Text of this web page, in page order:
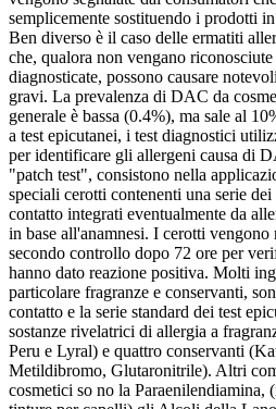
semplicemente sostituendo i prodotti in
Ben diverso è il caso delle ermatiti
che, qualora non vengano riconosciute
diagnosticate, possono causare
gravi. La prevalenza di DAC da
generale è bassa (0.4%), ma sale al
a test epicutanei, i test diagnostici
per identificare gli allergeni causa di
"patch test", consistono nella
speciali cerotti contenenti una serie
contatto integrati eventualmente da
in base all'anamnesi. I cerotti
secondo controllo dopo 72 ore per
hanno dato reazione positiva. Molti
particolare fragranze e conservanti,
contatto e la serie standard dei test
sostanze rivelatrici di allergia a
Peru e Lyral) e quattro conservanti
Metildibromo, Glutaronitrile). Altri
cosmetici so no la Paraenilendiamina,